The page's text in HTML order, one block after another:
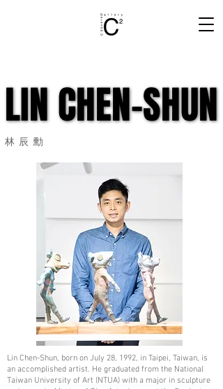
LIN CHEN-SHUN
LIN CHEN-SHUN
林辰勳
Lin Chen-Shun, born on July 28, 1992, in Taipei, Taiwan, is
an accomplished artist. He graduated from the National
Taiwan University of Art (NTUA) with a major in sculpture